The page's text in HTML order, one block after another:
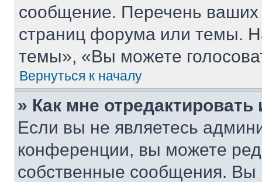
сообщение. Перечень ваших
страниц форума или темы.
темы», «Вы можете
Вернуться к началу
» Как мне
Если вы не являетесь
конференции, вы можете
собственные сообщения. Вы